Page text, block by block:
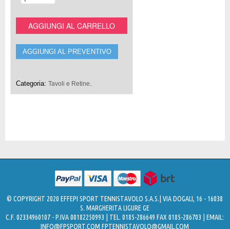
AGGIUNGI AL CARRELLO
AGGIUNGI AL PREVENTIVO
Categoria: Tavoli e Retine
© COPYRIGHT 2020 EFFEPI SPORT TENNISTAVOLO S.A.S.| VIA DOGALI, 16 - 16038
S. MARGHERITA LIGURE GE
C.F. 02334960107 - P.IVA 00182250993 | TEL. 0185-286649 FAX 0185-286703 | EMAIL:
INFO@FPSPORT.COM FPTENNISTAVOLO@GMAIL.COM